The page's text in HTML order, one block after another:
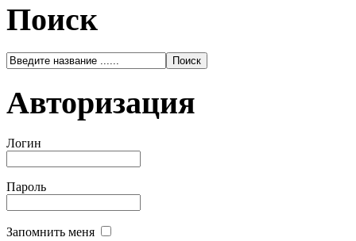
Поиск
Авторизация
Логин
Пароль
Запомнить меня